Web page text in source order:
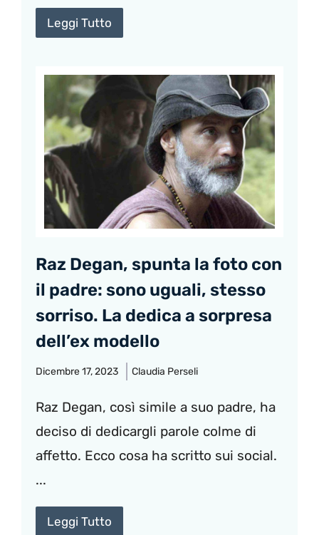
Leggi Tutto
Raz Degan, spunta la foto con
il padre: sono uguali, stesso
sorriso. La dedica a sorpresa
dell’ex modello
Dicembre 17, 2023 Claudia Perseli
Raz Degan, così simile a suo padre, ha
deciso di dedicargli parole colme di
affetto. Ecco cosa ha scritto sui social.
...
Leggi Tutto